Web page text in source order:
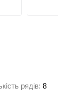
рядів 8